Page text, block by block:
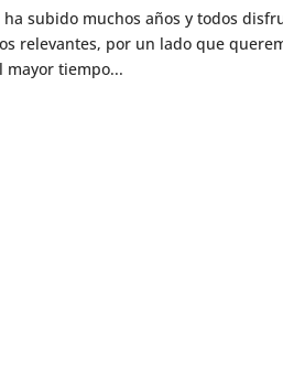
subido muchos años y todos
relevantes, por un lado que
mayor tiempo...